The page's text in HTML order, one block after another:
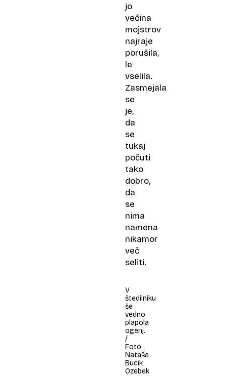
jo
večina
mojstrov
najraje
porušila,
le
vselila.
Zasmejala
se
je,
da
se
tukaj
počuti
tako
dobro,
da
se
nima
namena
nikamor
več
seliti.
V
štedilniku
še
vedno
plapola
ogenj.
/
Foto:
Nataša
Bucik
Ozebek